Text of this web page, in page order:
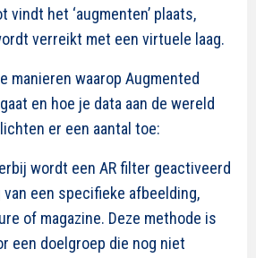
vindt het ‘augmenten’ plaats,
verreikt met een virtuele laag.
manieren waarop Augmented
en hoe je data aan de wereld
er een aantal toe:
wordt een AR filter geactiveerd
een specifieke afbeelding,
of magazine. Deze methode is
een doelgroep die nog niet